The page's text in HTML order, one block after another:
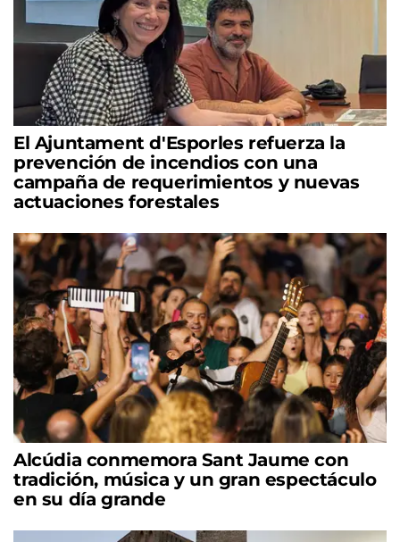
El Ajuntament d'Esporles refuerza la
prevención de incendios con una
campaña de requerimientos y nuevas
actuaciones forestales
Alcúdia conmemora Sant Jaume con
tradición, música y un gran espectáculo
en su día grande